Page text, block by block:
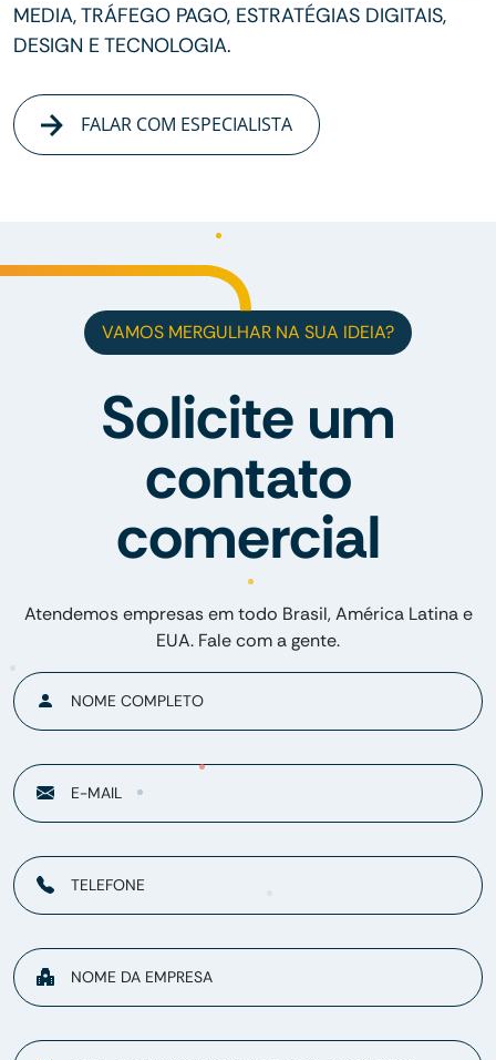
MEDIA, TRÁFEGO PAGO, ESTRATÉGIAS DIGITAIS,
DESIGN E TECNOLOGIA.
FALAR COM ESPECIALISTA
VAMOS MERGULHAR NA SUA IDEIA?
Solicite um
contato
comercial
Atendemos empresas em todo Brasil, América Latina e
EUA. Fale com a gente.
NOME COMPLETO
E-MAIL
TELEFONE
NOME DA EMPRESA